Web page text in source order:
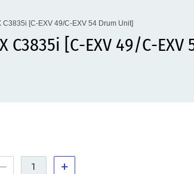
[C-EXV 49/C-EXV 54 Drum Unit]
C3835i [C-EXV 49/C-EXV
− +